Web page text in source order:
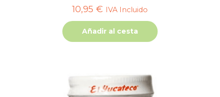
10,95 € IVA Incluido
Añadir al cesta